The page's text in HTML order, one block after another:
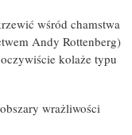
wśród chamstwa
Andy Rottenberg)
kolaże typu
wrażliwości